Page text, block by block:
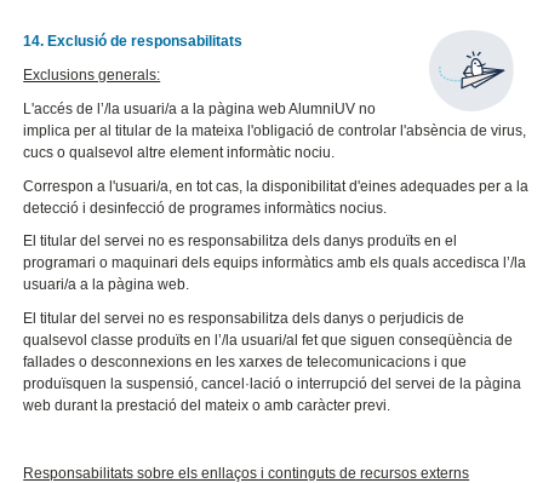
14. Exclusió de responsabilitats
Exclusions generals:
L'accés de l’/la usuari/a a la pàgina web AlumniUV no
implica per al titular de la mateixa l'obligació de controlar l'absència de virus,
cucs o qualsevol altre element informàtic nociu.
Correspon a l'usuari/a, en tot cas, la disponibilitat d'eines adequades per a la
detecció i desinfecció de programes informàtics nocius.
El titular del servei no es responsabilitza dels danys produïts en el
programari o maquinari dels equips informàtics amb els quals accedisca l’/la
usuari/a a la pàgina web.
El titular del servei no es responsabilitza dels danys o perjudicis de
qualsevol classe produïts en l’/la usuari/al fet que siguen conseqüència de
fallades o desconnexions en les xarxes de telecomunicacions i que
produïsquen la suspensió, cancel·lació o interrupció del servei de la pàgina
web durant la prestació del mateix o amb caràcter previ.
Responsabilitats sobre els enllaços i continguts de recursos externs